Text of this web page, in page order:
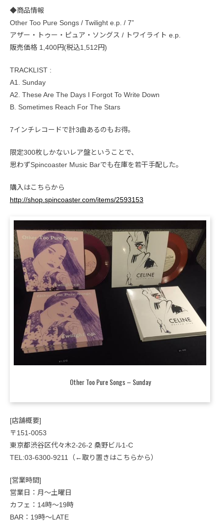
◆商品情報
Other Too Pure Songs / Twilight e.p. / 7”
アザー・トゥー・ピュア・ソングス / トワイライト e.p.
販売価格 1,400円(税込1,512円)
TRACKLIST :
A1. Sunday
A2. These Are The Days I Forgot To Write Down
B. Sometimes Reach For The Stars
7インチレコードで計3曲あるのもお得。
限定300枚しかないレア盤ということで、
思わずSpincoaster Music Barでも在庫を若干手配した。
購入はこちらから
http://shop.spincoaster.com/items/2593153
Other Too Pure Songs – Sunday
[店舗概要]
〒151-0053
東京都渋谷区代々木2-26-2 桑野ビル1-C
TEL:03-6300-9211（←取り置きはこちらから）
[営業時間]
営業日：月〜土曜日
カフェ：14時～19時
BAR：19時〜LATE